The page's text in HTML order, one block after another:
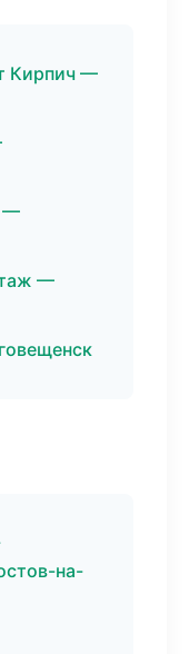
Кирпич —
—
—
на-